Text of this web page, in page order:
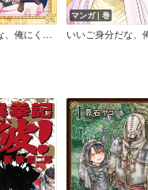
いいご身分だな、俺にくれよ ～下剋上揺籃編～
マンガ｜巻